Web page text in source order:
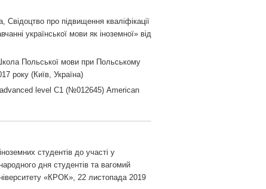
Свідоцтво про підвищення кваліфікації
української мови як іноземної» від
Польської мови при Польському
року (Київ, Україна)
advanced level С1 (№012645) American
студентів до участі у
дня студентів та вагомий
«КРОК», 22 листопада 2019